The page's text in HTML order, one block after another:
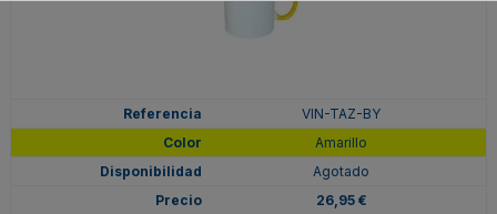
VIN-TAZ-BY
Amarillo
Agotado
26,95 €